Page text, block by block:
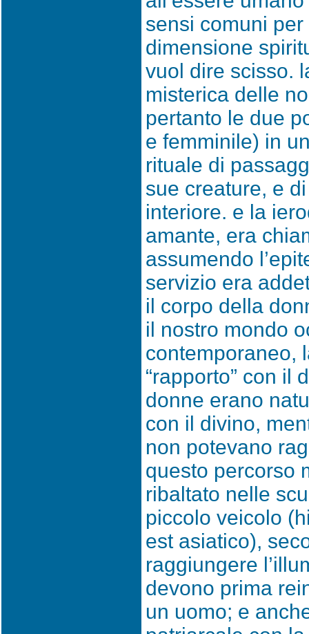
sensi comuni
dimensione
vuol dire scisso.
misterica delle
pertanto le due
e femminile) in
rituale di
sue creature, e
interiore. e la
amante, era
assumendo
servizio era
il corpo della
il nostro mondo
contemporaneo,
“rapporto” con il
donne erano
con il divino,
non potevano
questo percorso
ribaltato nelle
piccolo veicolo
est asiatico),
raggiungere
devono prima
un uomo; e